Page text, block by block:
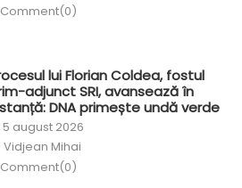
Comment(0)
lui Florian Coldea, fostul
adjunct SRI, avansează în
DNA primește undă verde
Posted
on
5 august 2026
Author
Vidjean Mihai
Comment(0)